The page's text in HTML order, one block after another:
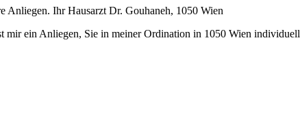
Anliegen. Ihr Hausarzt Dr. Gouhaneh, 1050 Wien
ein Anliegen, Sie in meiner Ordination in 1050 Wien